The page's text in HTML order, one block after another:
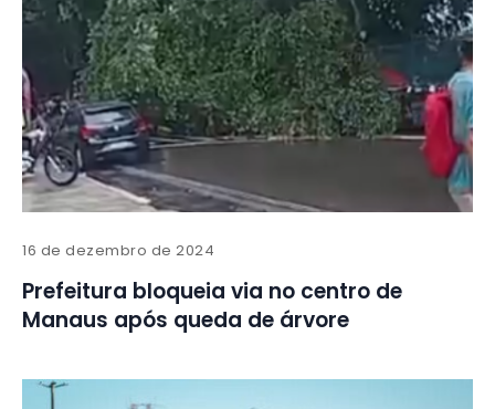
16 de dezembro de 2024
Prefeitura bloqueia via no centro de
Manaus após queda de árvore